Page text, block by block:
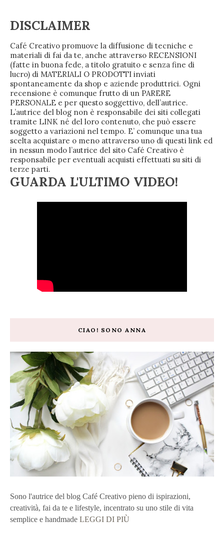
DISCLAIMER
Café Creativo promuove la diffusione di tecniche e
materiali di fai da te, anche attraverso RECENSIONI
(fatte in buona fede, a titolo gratuito e senza fine di
lucro) di MATERIALI O PRODOTTI inviati
spontaneamente da shop e aziende produttrici. Ogni
recensione è comunque frutto di un PARERE
PERSONALE e per questo soggettivo, dell’autrice.
L’autrice del blog non è responsabile dei siti collegati
tramite LINK né del loro contenuto, che può essere
soggetto a variazioni nel tempo. E’ comunque una tua
scelta acquistare o meno attraverso uno di questi link ed
in nessun modo l’autrice del sito Café Creativo è
responsabile per eventuali acquisti effettuati su siti di
terze parti.
GUARDA L'ULTIMO VIDEO!
CIAO! SONO ANNA
Sono l'autrice del blog Café Creativo pieno di ispirazioni,
creatività, fai da te e lifestyle, incentrato su uno stile di vita
semplice e handmade LEGGI DI PIÙ